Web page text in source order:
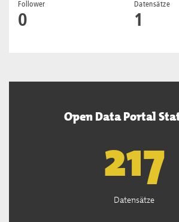
Follower
0
Datensätze
1
Open Data Portal
219
Datensätze